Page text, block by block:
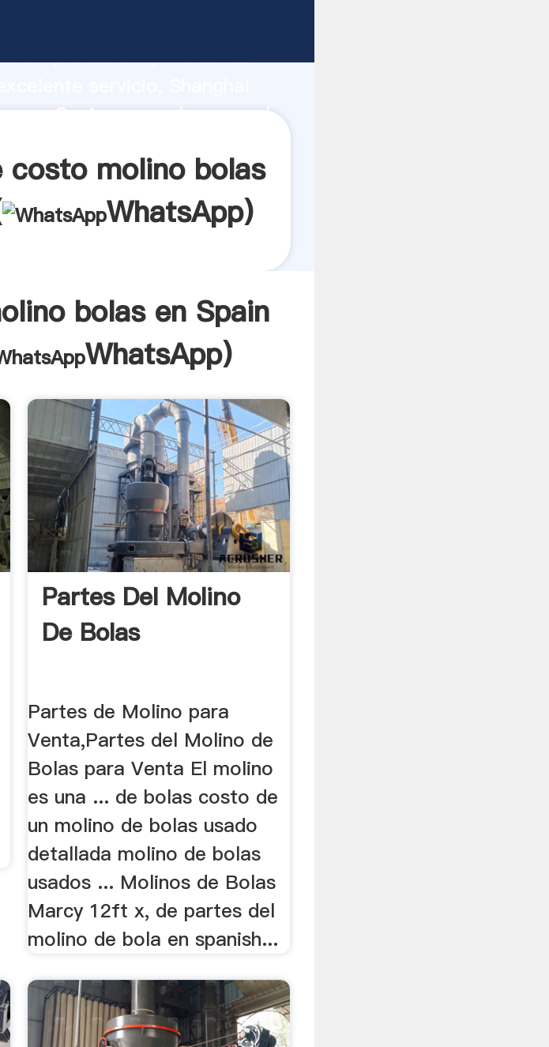
de producción, fuerza de
en Spain proveedor crea el
costo molino bolas
WhatsApp)
bolas en Spain
WhatsApp)
Partes Del Molino
De Bolas
Partes de Molino para
Venta,Partes del Molino de
Bolas para Venta El molino
es una ... de bolas costo de
un molino de bolas usado
detallada molino de bolas
usados ... Molinos de Bolas
Marcy 12ft x, de partes del
molino de bola en spanish...